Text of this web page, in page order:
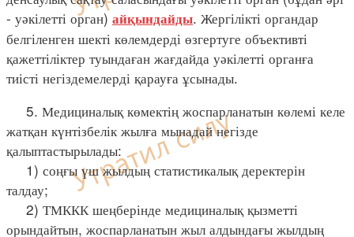
- уәкілетті орган)айқындайды. Жергілікті органдар
белгіленген шекті көлемдерді өзгертуге объективті
қажеттіліктер туындаған жағдайда уәкілетті органға
тиісті негіздемелерді қарауға ұсынады.
5. Медициналық көмектің жоспарланатын көлемі келе
жатқан күнтізбелік жылға мынадай негізде
қалыптастырылады:
1) соңғы үш жылдың статистикалық деректерін
талдау;
2) ТМККК шеңберінде медициналық қызметті
орындайтын, жоспарланатын жыл алдындағы жылдың